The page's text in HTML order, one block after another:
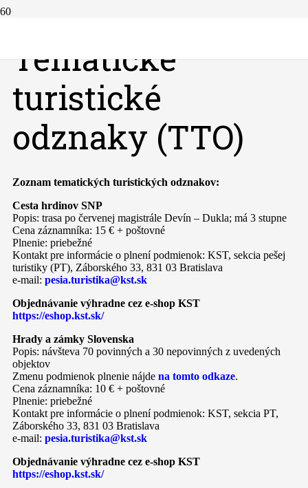
Tematické
turistické
odznaky (TTO)
Zoznam tematických turistických odznakov:
Cesta hrdinov SNP
Popis: trasa po červenej magistrále Devín – Dukla; má 3 stupne
Cena záznamníka: 15 € + poštovné
Plnenie: priebežné
Kontakt pre informácie o plnení podmienok: KST, sekcia pešej
turistiky (PT), Záborského 33, 831 03 Bratislava
e-mail: pesia.turistika@kst.sk
Objednávanie výhradne cez e-shop KST
https://eshop.kst.sk/
Hrady a zámky Slovenska
Popis: návšteva 70 povinných a 30 nepovinných z uvedených
objektov
Zmenu podmienok plnenie nájde na tomto odkaze.
Cena záznamníka: 10 € + poštovné
Plnenie: priebežné
Kontakt pre informácie o plnení podmienok: KST, sekcia PT,
Záborského 33, 831 03 Bratislava
e-mail: pesia.turistika@kst.sk
Objednávanie výhradne cez e-shop KST
https://eshop.kst.sk/